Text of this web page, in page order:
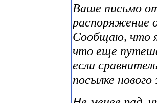
Ваше письмо
распоряжение
Сообщаю, что
что еще
если
посылке нового